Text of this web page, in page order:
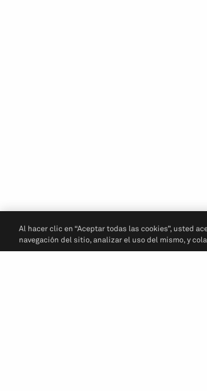
Al hacer clic en “Aceptar todas las cookies”, usted
navegación del sitio, analizar el uso del mismo, y